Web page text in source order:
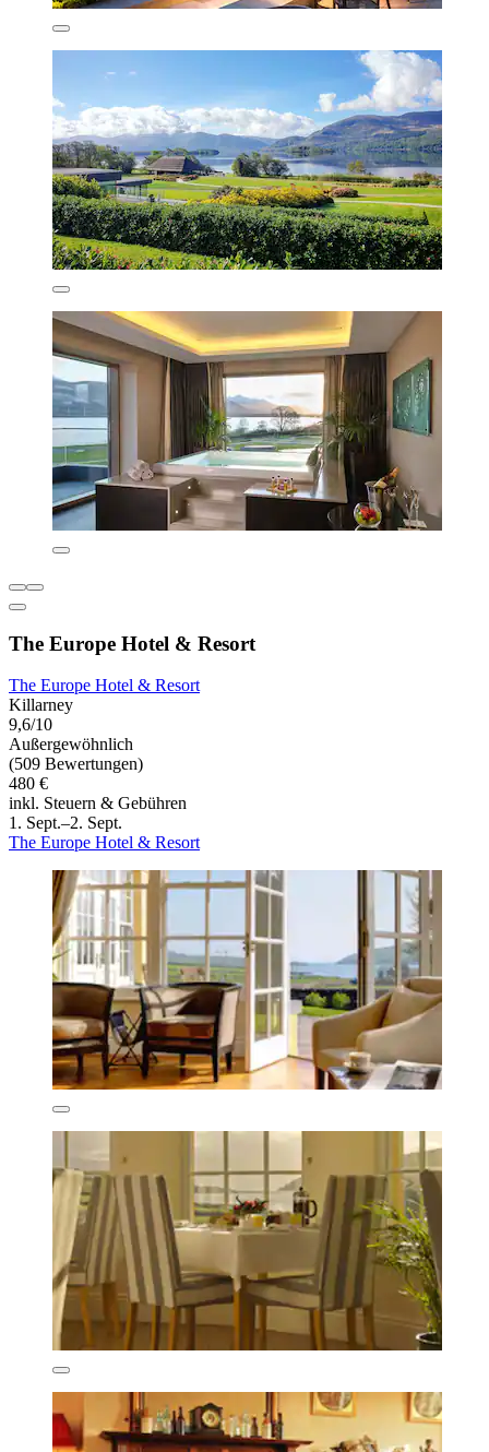
The Europe Hotel & Resort
The Europe Hotel & Resort
Killarney
9,6/10
Außergewöhnlich
(509 Bewertungen)
480 €
inkl. Steuern & Gebühren
1. Sept.–2. Sept.
The Europe Hotel & Resort